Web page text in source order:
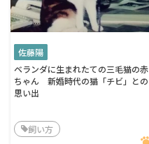
佐藤陽
ベランダに生まれたての三毛猫の赤
ちゃん 新婚時代の猫「チビ」との
思い出
飼い方